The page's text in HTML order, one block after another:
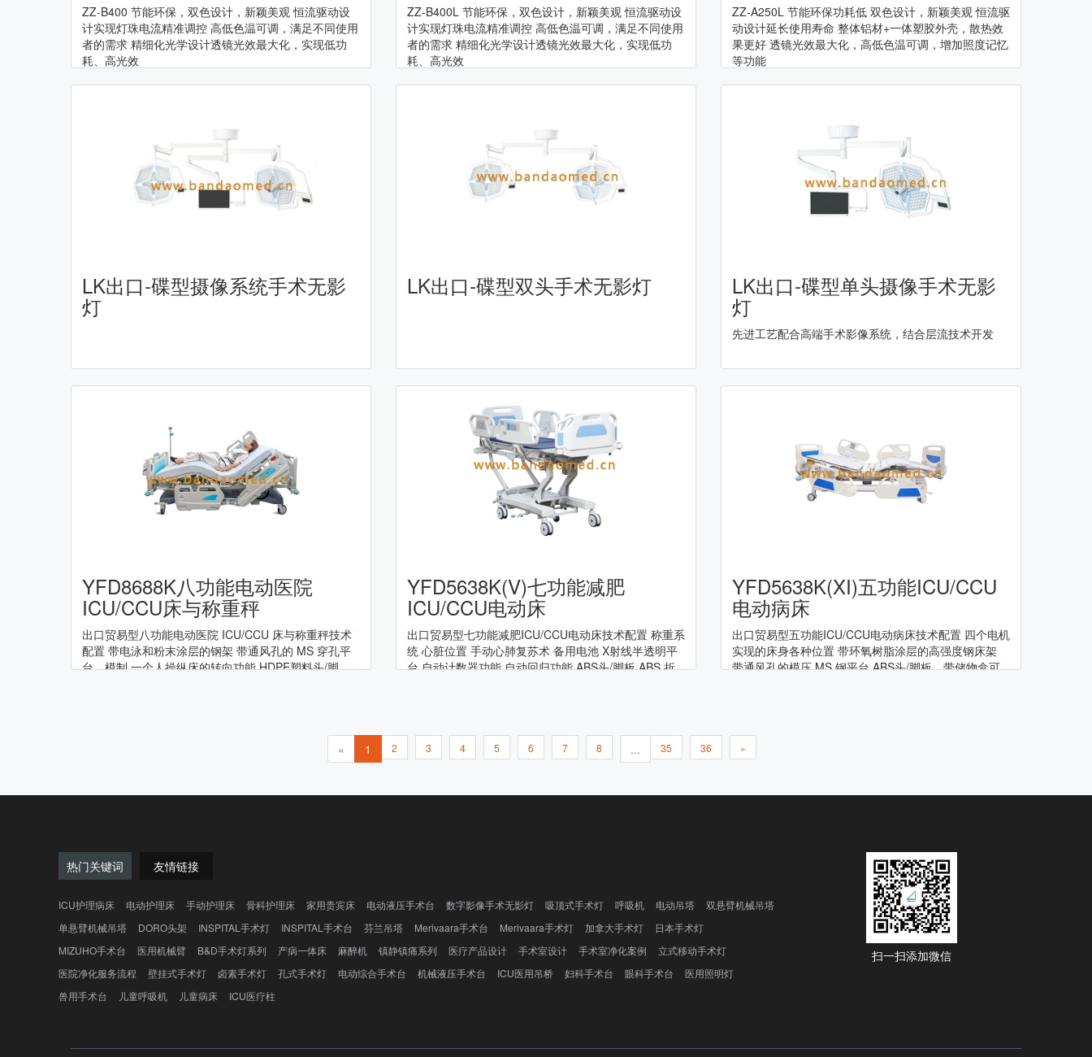
ZZ-B400 节能环保，双色设计，新颖美观 恒流驱动设
计实现灯珠电流精准调控 高低色温可调，满足不同使用
者的需求 精细化光学设计透镜光效最大化，实现低功
耗、高光效
ZZ-B400L 节能环保，双色设计，新颖美观 恒流驱动设
计实现灯珠电流精准调控 高低色温可调，满足不同使用
者的需求 精细化光学设计透镜光效最大化，实现低功
耗、高光效
ZZ-A250L 节能环保功耗低 双色设计，新颖美观 恒流驱
动设计延长使用寿命 整体铝材+一体塑胶外壳，散热效
果更好 透镜光效最大化，高低色温可调，增加照度记忆
等功能
LK出口-碟型摄像系统手术无影
灯
LK出口-碟型双头手术无影灯 LK出口-碟型单头摄像手术无影
灯
先进工艺配合高端手术影像系统，结合层流技术开发
YFD8688K八功能电动医院
ICU/CCU床与称重秤
出口贸易型八功能电动医院 ICU/CCU 床与称重秤技术
配置 带电泳和粉末涂层的钢架 带通风孔的 MS 穿孔平
台，模制 一个人操纵床的转向功能 HDPE塑料头/脚
YFD5638K(V)七功能减肥
ICU/CCU电动床
出口贸易型七功能减肥ICU/CCU电动床技术配置 称重系
统 心脏位置 手动心肺复苏术 备用电池 X射线半透明平
台 自动计数器功能 自动回归功能 ABS头/脚板 ABS 折
（选配） 单臂吊杆（选配） 实用架子（选配） 加床
（可选）
YFD5638K(XI)五功能ICU/CCU
电动病床
出口贸易型五功能ICU/CCU电动病床技术配置 四个电机
实现的床身各种位置 带环氧树脂涂层的高强度钢床架
带通风孔的模压 MS 钢平台 ABS头/脚板，带储物盒可
« 1 2 3 4 5 6 7 8 ... 35 36 »
热门关键词 友情链接
ICU护理病床 电动护理床 手动护理床 骨科护理床 家用贵宾床 电动液压手术台 数字影像手术无影灯 吸顶式手术灯 呼吸机 电动吊塔
双悬臂机械吊塔
单悬臂机械吊塔
DORO头架 INSPITAL手术灯 INSPITAL手术台 芬兰吊塔 Merivaara手术台 Merivaara手术灯 加拿大手术灯
日本手术灯
MIZUHO手术台
医用机械臂 B&D手术灯系列 产病一体床 麻醉机 镇静镇痛系列 医疗产品设计 手术室设计 手术室净化案例
立式移动手术灯
医院净化服务流程
壁挂式手术灯 卤素手术灯 孔式手术灯 电动综合手术台 机械液压手术台 ICU医用吊桥 妇科手术台 眼科手术台
医用照明灯
兽用手术台
儿童呼吸机 儿童病床 ICU医疗柱
扫一扫添加微信